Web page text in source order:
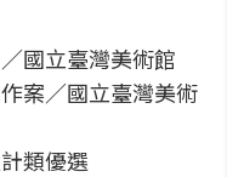
國立臺灣美術館
案／國立臺灣美術
類優選